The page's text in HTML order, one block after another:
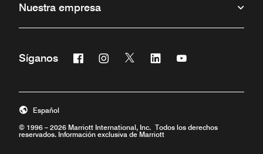
Nuestra empresa
Síganos Facebook
Abre una ventana nueva
Instagram
Abre una ventana nueva
Twitter
Abre una ventana nueva
Linkedin
Abre una ventana nueva
Abre una ventana
© 1996 – 2026 Marriott International, Inc. Todos los derechos
reservados. Información exclusiva de Marriott
Español